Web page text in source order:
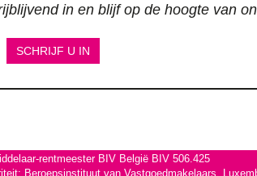
in en blijf op de hoogte van
SCHRIJF U IN
rentmeester BIV België BIV 506.425
Beroepsinstituut van Vastgoedmakelaars,